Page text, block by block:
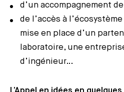
d’un accompagnement
de l’accès à
mise en place d’un
laboratoire, une
d’ingénieur…